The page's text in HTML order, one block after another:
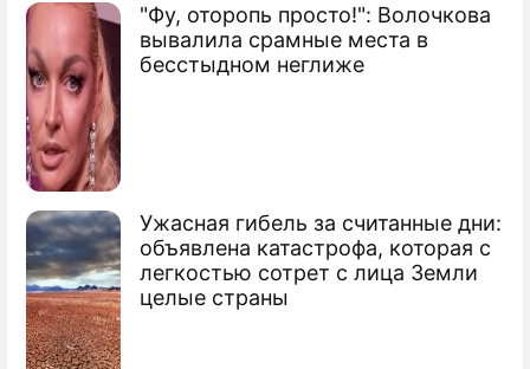
"Фу, оторопь просто!": Волочкова
вывалила срамные места в
бесстыдном неглиже
Ужасная гибель за считанные дни:
объявлена катастрофа, которая с
легкостью сотрет с лица Земли
целые страны